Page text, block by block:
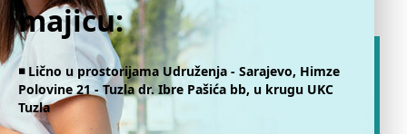
majicu:
◾️ Lično u prostorijama Udruženja - Sarajevo, Himze
Polovine 21 - Tuzla dr. Ibre Pašića bb, u krugu UKC
Tuzla